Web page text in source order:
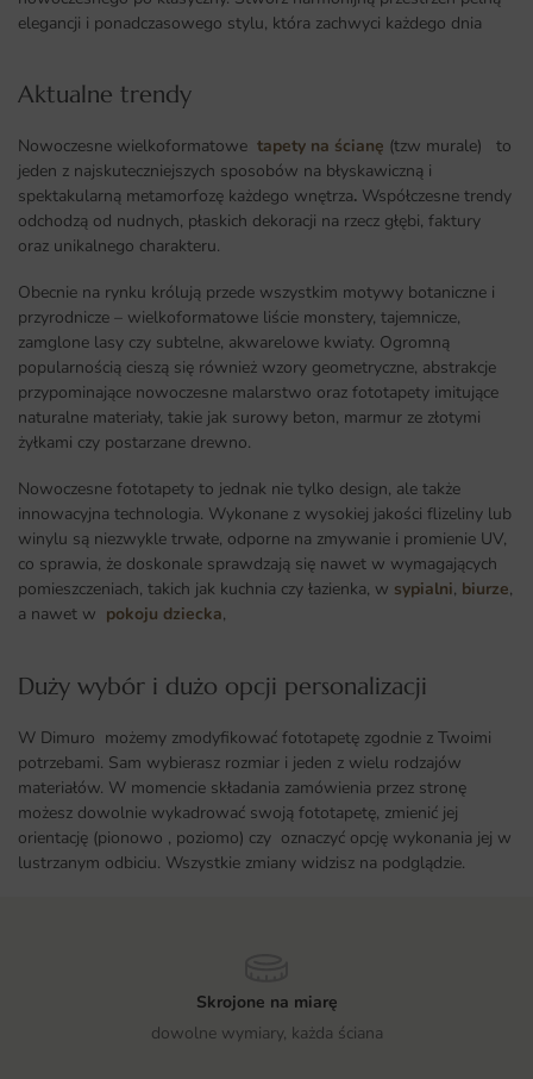
elegancji i ponadczasowego stylu, która zachwyci każdego dnia
Aktualne trendy​
Nowoczesne wielkoformatowe tapety na ścianę (tzw murale) to
jeden z najskuteczniejszych sposobów na błyskawiczną i
spektakularną metamorfozę każdego wnętrza. Współczesne trendy
odchodzą od nudnych, płaskich dekoracji na rzecz głębi, faktury
oraz unikalnego charakteru.
Obecnie na rynku królują przede wszystkim motywy botaniczne i
przyrodnicze – wielkoformatowe liście monstery, tajemnicze,
zamglone lasy czy subtelne, akwarelowe kwiaty. Ogromną
popularnością cieszą się również wzory geometryczne, abstrakcje
przypominające nowoczesne malarstwo oraz fototapety imitujące
naturalne materiały, takie jak surowy beton, marmur ze złotymi
żyłkami czy postarzane drewno.
Nowoczesne fototapety to jednak nie tylko design, ale także
innowacyjna technologia. Wykonane z wysokiej jakości flizeliny lub
winylu są niezwykle trwałe, odporne na zmywanie i promienie UV,
co sprawia, że doskonale sprawdzają się nawet w wymagających
pomieszczeniach, takich jak kuchnia czy łazienka, w sypialni, biurze,
a nawet w pokoju dziecka,
Duży wybór i dużo opcji personalizacji ​
W Dimuro możemy zmodyfikować fototapetę zgodnie z Twoimi
potrzebami. Sam wybierasz rozmiar i jeden z wielu rodzajów
materiałów. W momencie składania zamówienia przez stronę
możesz dowolnie wykadrować swoją fototapetę, zmienić jej
orientację (pionowo , poziomo) czy oznaczyć opcję wykonania jej w
lustrzanym odbiciu. Wszystkie zmiany widzisz na podglądzie.
Skrojone na miarę
dowolne wymiary, każda ściana